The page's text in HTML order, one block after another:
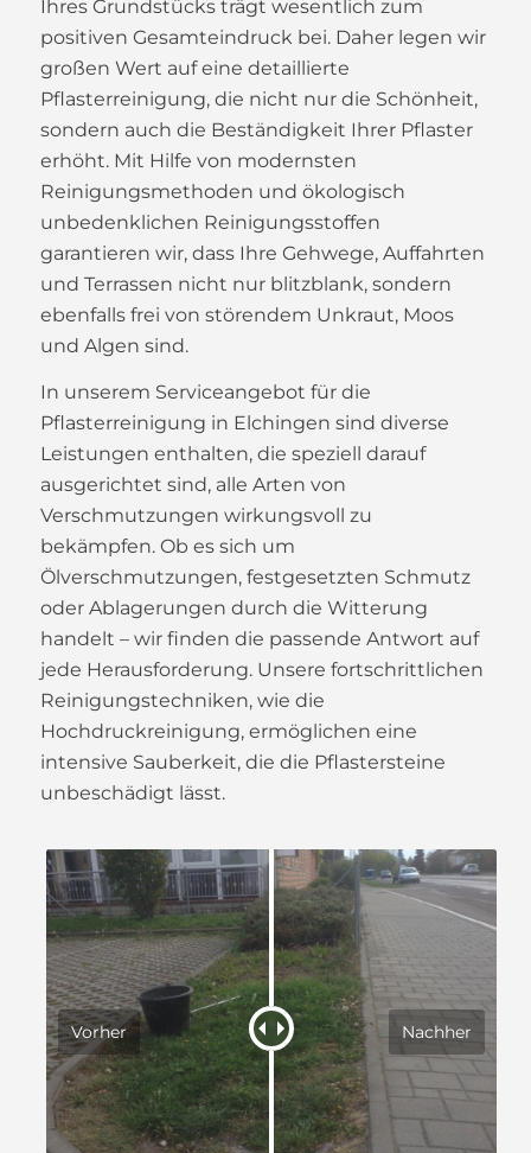
Ihres Grundstücks trägt wesentlich zum
positiven Gesamteindruck bei. Daher legen wir
großen Wert auf eine detaillierte
Pflasterreinigung, die nicht nur die Schönheit,
sondern auch die Beständigkeit Ihrer Pflaster
erhöht. Mit Hilfe von modernsten
Reinigungsmethoden und ökologisch
unbedenklichen Reinigungsstoffen
garantieren wir, dass Ihre Gehwege, Auffahrten
und Terrassen nicht nur blitzblank, sondern
ebenfalls frei von störendem Unkraut, Moos
und Algen sind.
In unserem Serviceangebot für die
Pflasterreinigung in Elchingen sind diverse
Leistungen enthalten, die speziell darauf
ausgerichtet sind, alle Arten von
Verschmutzungen wirkungsvoll zu
bekämpfen. Ob es sich um
Ölverschmutzungen, festgesetzten Schmutz
oder Ablagerungen durch die Witterung
handelt – wir finden die passende Antwort auf
jede Herausforderung. Unsere fortschrittlichen
Reinigungstechniken, wie die
Hochdruckreinigung, ermöglichen eine
intensive Sauberkeit, die die Pflastersteine
unbeschädigt lässt.
Vorher Nachher